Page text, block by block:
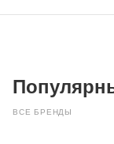
ВСЕ БРЕНДЫ